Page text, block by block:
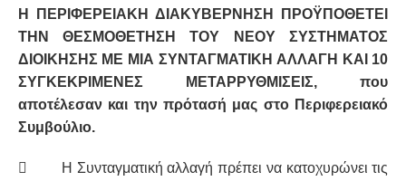
Η ΠΕΡΙΦΕΡΕΙΑΚΗ ΔΙΑΚΥΒΕΡΝΗΣΗ ΠΡΟΫΠΟΘΕΤΕΙ
ΤΗΝ ΘΕΣΜΟΘΕΤΗΣΗ ΤΟΥ ΝΕΟΥ ΣΥΣΤΗΜΑΤΟΣ
ΔΙΟΙΚΗΣΗΣ ΜΕ ΜΙΑ ΣΥΝΤΑΓΜΑΤΙΚΗ ΑΛΛΑΓΗ ΚΑΙ 10
ΣΥΓΚΕΚΡΙΜΕΝΕΣ ΜΕΤΑΡΡΥΘΜΙΣΕΙΣ, που
αποτέλεσαν και την πρότασή μας στο Περιφερειακό
Συμβούλιο.

Η Συνταγματική αλλαγή πρέπει να κατοχυρώνει τις